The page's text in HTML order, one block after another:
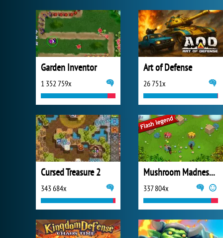
Garden Inventor
1 352 759x
Art of Defense
26 751x
Cursed Treasure 2
343 684x
Mushroom Madness 3
337 804x